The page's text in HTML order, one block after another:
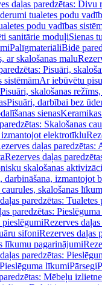
daļas paredzētas: Divu
tualetes podu
podu vadības
sanitārie moduļiSienas
PalīgmateriāliBidē
ar skalošanas malu
Pisuāri,
sistēmāmAr iebūvētu
Pisuāri, skalošanas
Pisuāri, darbībai bez
sienas
Skalošanas
elektrotīklu
daļas
Rezerves daļas
skalošanas
izmantojot
caurules, skalošanas
paredzētas:
paredzētas:
Rezerves
sifoniRezerves daļas
līkumu pagarinājumi
paredzētas:
Pieslēguma līkumiPārsegi
Mēbeļu